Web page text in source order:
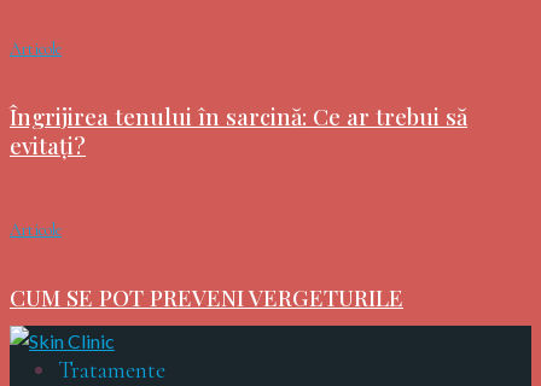
Articole
Îngrijirea tenului în sarcină: Ce ar trebui să
evitați?
Articole
CUM SE POT PREVENI VERGETURILE
Tratamente